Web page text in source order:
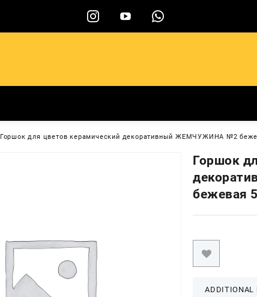
Горшок для цветов керамический декоративный ЖЕМЧУЖИНА №2
Горшок
бежевая
ADDITIONAL